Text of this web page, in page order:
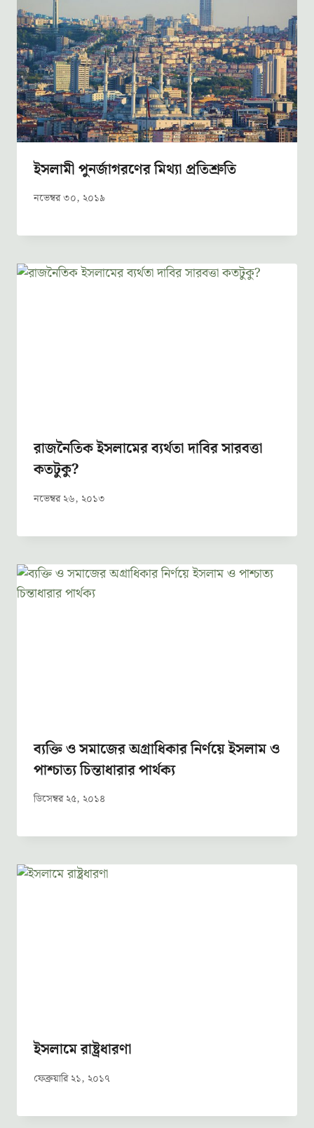
ইসলামী পুনর্জাগরণের মিথ্যা প্রতিশ্রুতি
নভেম্বর ৩০, ২০১৯
রাজনৈতিক ইসলামের ব্যর্থতা দাবির সারবত্তা
কতটুকু?
নভেম্বর ২৬, ২০১৩
ব্যক্তি ও সমাজের অগ্রাধিকার নির্ণয়ে ইসলাম ও
পাশ্চাত্য চিন্তাধারার পার্থক্য
ডিসেম্বর ২৫, ২০১৪
ইসলামে রাষ্ট্রধারণা
ফেব্রুয়ারি ২১, ২০১৭